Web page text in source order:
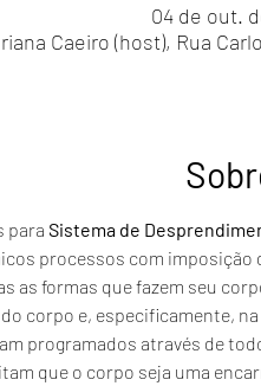
04 de out.
Caeiro (host), Rua
para Sistema de
processos com imposição
as formas que fazem seu
corpo e, especificamente,
programados através de
que o corpo seja uma